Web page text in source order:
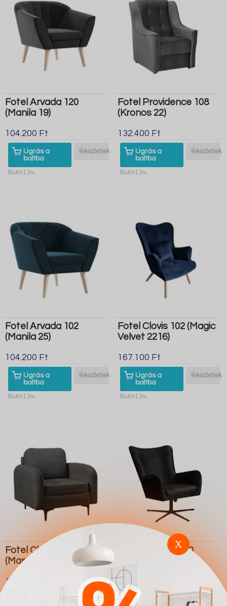
Fotel Arvada 120
(Manila 19)
104.200 Ft
Ugrás a
boltba
Részletek
Butor1.hu
Fotel Providence 108
(Kronos 22)
132.400 Ft
Ugrás a
boltba
Részletek
Butor1.hu
Fotel Arvada 102
(Manila 25)
104.200 Ft
Ugrás a
boltba
Részletek
Butor1.hu
Fotel Clovis 102 (Magic
Velvet 2216)
167.100 Ft
Ugrás a
boltba
Részletek
Butor1.hu
Fotel Clovis A100
(Manila 16)
145.800 Ft
Részletek
Fotel Marana 100
229.400 Ft
Ugrás a
Részletek
X